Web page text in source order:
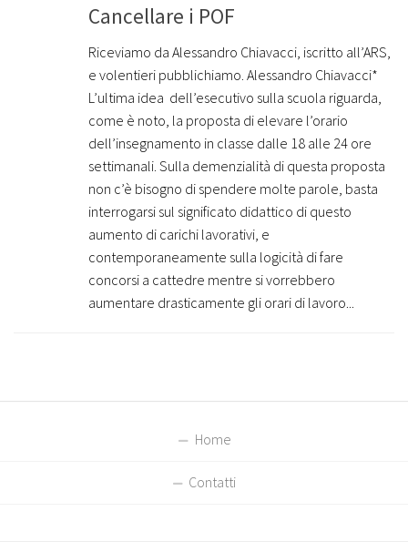
Cancellare i POF
Riceviamo da Alessandro Chiavacci, iscritto all’ARS,
e volentieri pubblichiamo. Alessandro Chiavacci*
L’ultima idea dell’esecutivo sulla scuola riguarda,
come è noto, la proposta di elevare l’orario
dell’insegnamento in classe dalle 18 alle 24 ore
settimanali. Sulla demenzialità di questa proposta
non c’è bisogno di spendere molte parole, basta
interrogarsi sul significato didattico di questo
aumento di carichi lavorativi, e
contemporaneamente sulla logicità di fare
concorsi a cattedre mentre si vorrebbero
aumentare drasticamente gli orari di lavoro...
Home
Contatti